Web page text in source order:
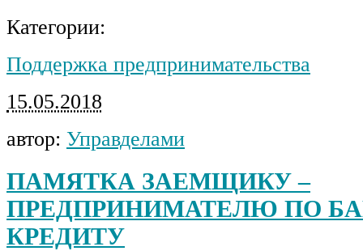
Категории:
Поддержка предпринимательства
15.05.2018
автор: Управделами
ПАМЯТКА ЗАЕМЩИКУ –
ПРЕДПРИНИМАТЕЛЮ ПО
КРЕДИТУ